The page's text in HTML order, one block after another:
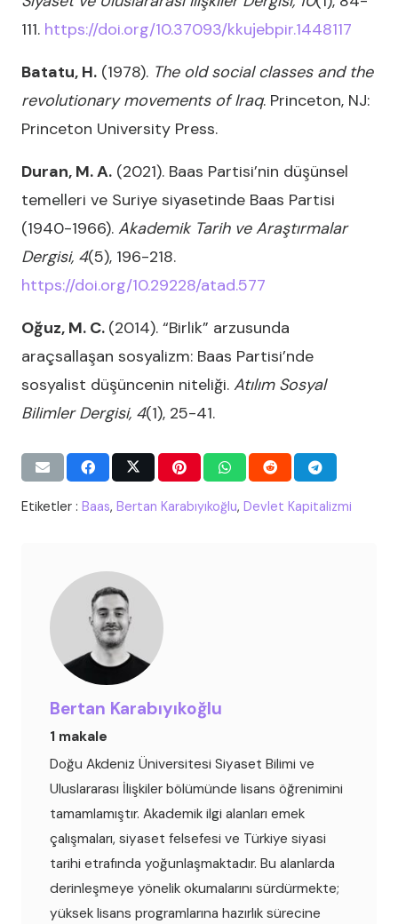
111. https://doi.org/10.37093/kkujebpir.1448117
Batatu, H. (1978). The old social classes and the
revolutionary movements of Iraq. Princeton, NJ:
Princeton University Press.
Duran, M. A. (2021). Baas Partisi’nin düşünsel
temelleri ve Suriye siyasetinde Baas Partisi
(1940-1966). Akademik Tarih ve Araştırmalar
Dergisi, 4(5), 196-218.
https://doi.org/10.29228/atad.577
Oğuz, M. C. (2014). “Birlik” arzusunda
araçsallaşan sosyalizm: Baas Partisi’nde
sosyalist düşüncenin niteliği. Atılım Sosyal
Bilimler Dergisi, 4(1), 25-41.
Etiketler : Baas, Bertan Karabıyıkoğlu, Devlet Kapitalizmi
Bertan Karabıyıkoğlu
1 makale
Doğu Akdeniz Üniversitesi Siyaset Bilimi ve
Uluslararası İlişkiler bölümünde lisans öğrenimini
tamamlamıştır. Akademik ilgi alanları emek
çalışmaları, siyaset felsefesi ve Türkiye siyasi
tarihi etrafında yoğunlaşmaktadır. Bu alanlarda
derinleşmeye yönelik okumalarını sürdürmekte;
yüksek lisans programlarına hazırlık sürecine